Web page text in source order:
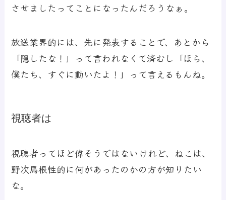
させましたってことになったんだろうなぁ。
放送業界的には、先に発表することで、あとから
「隠したな！」って言われなくて済むし「ほら、
僕たち、すぐに動いたよ！」って言えるもんね。
視聴者は
視聴者ってほど偉そうではないけれど、ねこは、
野次馬根性的に何があったのかの方が知りたい
な。